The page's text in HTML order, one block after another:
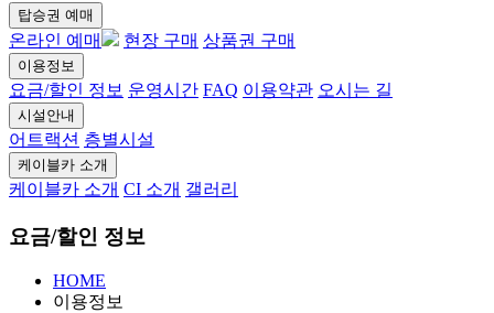
탑승권 예매
온라인 예매 현장 구매 상품권 구매
이용정보
요금/할인 정보 운영시간 FAQ 이용약관 오시는 길
시설안내
어트랙션 층별시설
케이블카 소개
케이블카 소개 CI 소개 갤러리
요금/할인 정보
HOME
이용정보